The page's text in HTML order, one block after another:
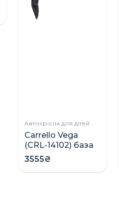
Автокрісла для дітей
Carrello Vega
(CRL-14102) база
ISOFIX для
автокрісла
3555₴